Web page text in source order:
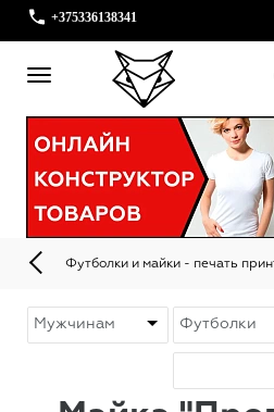
+375336138341
Футболки и майки - печать